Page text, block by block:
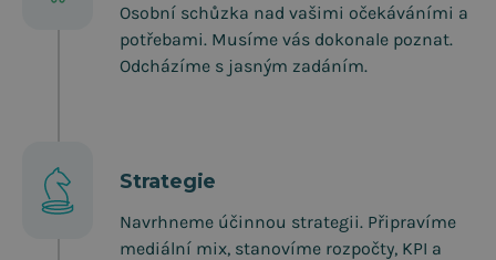
Osobní schůzka nad vašimi očekáváními a
potřebami. Musíme vás dokonale poznat.
Odcházíme s jasným zadáním.
Strategie
Navrhneme účinnou strategii. Připravíme
mediální mix, stanovíme rozpočty, KPI a